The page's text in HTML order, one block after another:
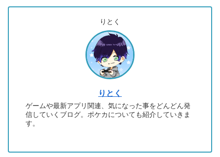
りとく
りとく
ゲームや最新アプリ関連、気になった事をどんどん発
信していくブログ。ポケカについても紹介していきま
す。